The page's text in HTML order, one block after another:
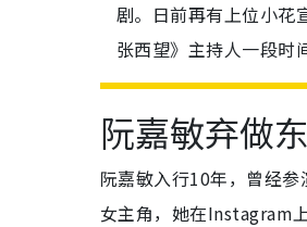
剧。日前再有上位小花
张西望》主持人一段时
阮嘉敏弃做
阮嘉敏入行10年，曾经
女主角，她在Instagram